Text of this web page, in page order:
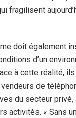
doit également
d’un
à cette réalité,
de
du secteur privé,
activités. « Sans